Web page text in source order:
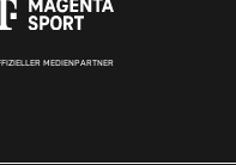
MEDIENPARTNER